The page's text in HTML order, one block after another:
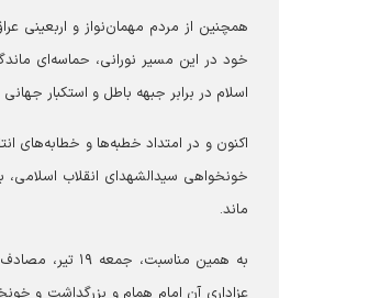
همچنین از مردم مهمان‌نواز و اربعینی
خود در این مسیر نورانی، حماسه‌ای
اسلام در برابر جبهه باطل و استکبار
اکنون و در امتداد خطبه‌ها و خطابه‌های
خونخواهی سیدالشهدای انقلاب
ماند.
به همین
عزاداری آن امام همام و بزرگداشت و